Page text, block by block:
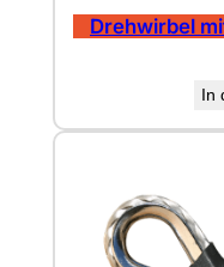
Drehwirbel
In